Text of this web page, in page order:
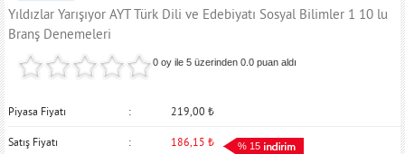
Yıldızlar Yarışıyor AYT Türk Dili ve Edebiyatı Sosyal Bilimler 1 10 lu
Branş Denemeleri
0 oy ile 5 üzerinden0.0 puan aldı
Piyasa Fiyatı 219,00 ₺
Satış Fiyatı 186,15 ₺ % 15